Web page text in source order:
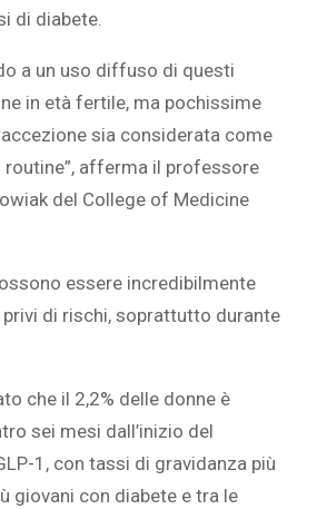
di diabete.
a un uso diffuso di questi
in età fertile, ma pochissime
sia considerata come
routine”, afferma il professore
del College of Medicine
essere incredibilmente
di rischi, soprattutto durante
che il 2,2% delle donne è
sei mesi dall’inizio del
1, con tassi di gravidanza più
giovani con diabete e tra le